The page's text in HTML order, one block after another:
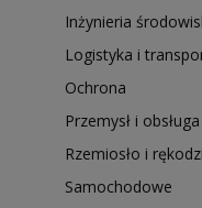
Inżynieria
Logistyka i
Ochrona
Przemysł i
Rzemiosło i
Samochodowe